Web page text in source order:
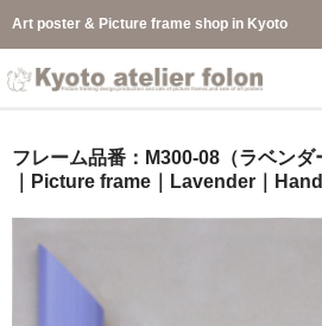
Art poster & Picture frame shop in Kyoto
フレーム一覧
イメージ別
フレーム品番：M300-08（ラベンダ
｜Picture frame｜Lavender｜